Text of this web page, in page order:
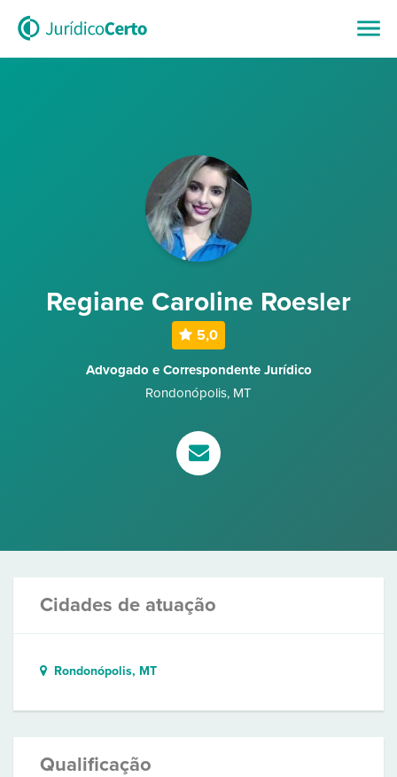
Regiane Caroline Roesler
5,0
Advogado e Correspondente Jurídico
Rondonópolis, MT
Cidades de atuação
Rondonópolis, MT
Qualificação